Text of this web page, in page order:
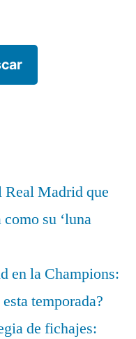
Real Madrid que
su ‘luna
en la Champions:
temporada?
de fichajes: